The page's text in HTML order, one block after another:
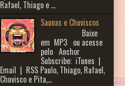
Rafael, Thiago e ...
Saunas e Chuviscos
Baixe
em MP3 ou acesse
pelo Anchor
Subscribe: iTunes |
Email | RSS Paulo, Thiago, Rafael,
Chuvisco e Pita,...